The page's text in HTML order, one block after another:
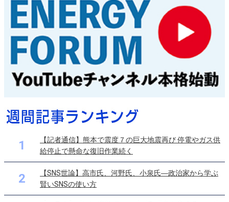
1
【記者通信】熊本で震度７の巨大地震再び 停電やガス供
給停止で懸命な復旧作業続く
2
【SNS世論】高市氏、河野氏、小泉氏―政治家から学ぶ
賢いSNSの使い方